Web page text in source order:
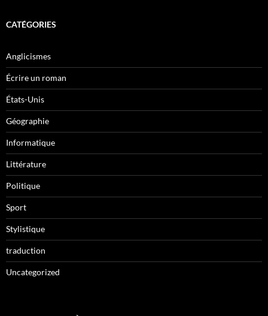
CATÉGORIES
Anglicismes
Écrire un roman
États-Unis
Géographie
Informatique
Littérature
Politique
Sport
Stylistique
traduction
Uncategorized